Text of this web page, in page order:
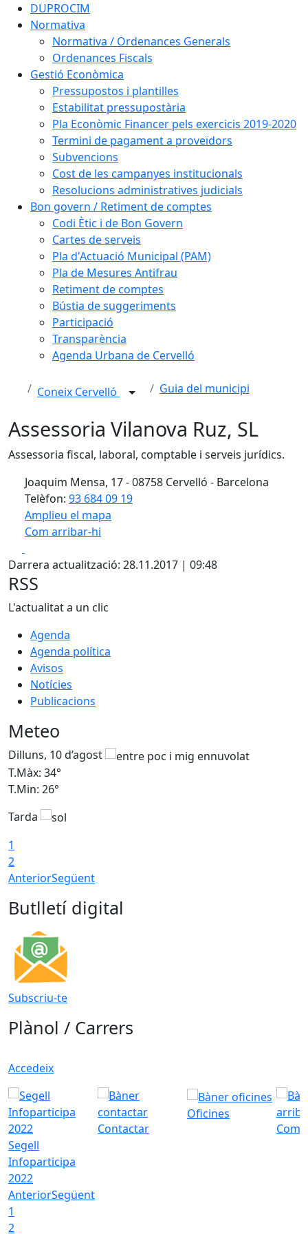
DUPROCIM
Normativa
Normativa / Ordenances Generals
Ordenances Fiscals
Gestió Econòmica
Pressupostos i plantilles
Estabilitat pressupostària
Pla Econòmic Financer pels exercicis 2019-2020
Termini de pagament a proveïdors
Subvencions
Cost de les campanyes institucionals
Resolucions administratives judicials
Bon govern / Retiment de comptes
Codi Ètic i de Bon Govern
Cartes de serveis
Pla d'Actuació Municipal (PAM)
Pla de Mesures Antifrau
Retiment de comptes
Bústia de suggeriments
Participació
Transparència
Agenda Urbana de Cervelló
Coneix Cervelló Guia del municipi
Assessoria Vilanova Ruz, SL
Assessoria fiscal, laboral, comptable i serveis jurídics.
Joaquim Mensa, 17 - 08758 Cervelló - Barcelona
Telèfon: 93 684 09 19
Amplieu el mapa
Com arribar-hi
+
−
Darrera actualització: 28.11.2017 | 09:48
RSS
L'actualitat a un clic
Agenda
Agenda política
Avisos
Notícies
Publicacions
Meteo
Dilluns, 10 d’agost
T.Màx: 34°
T.Min: 26°
Tarda
1
2
AnteriorSegüent
Butlletí digital
Subscriu-te
Plànol / Carrers
Accedeix
Segell
Infoparticipa
2022
Contactar
Oficines
Com
AnteriorSegüent
1
2